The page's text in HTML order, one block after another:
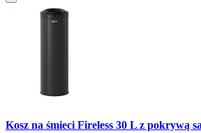
Kosz na śmieci Fireless 30 L z pokrywą